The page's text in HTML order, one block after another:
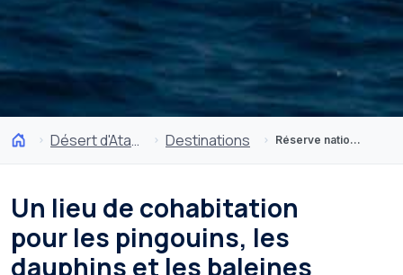
Désert d'Atacama et Altiplano Destinations Réserve nationale Pingüino de Humboldt
Un lieu de cohabitation
pour les pingouins, les
dauphins et les baleines